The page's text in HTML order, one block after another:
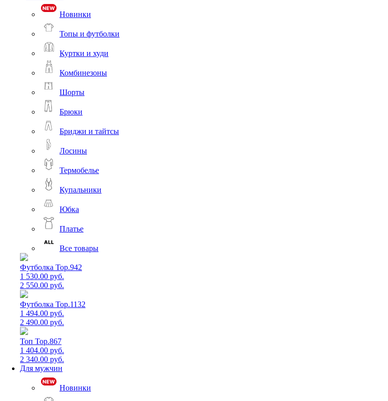
Новинки
Топы и футболки
Куртки и худи
Комбинезоны
Шорты
Брюки
Бриджи и тайтсы
Лосины
Термобелье
Купальники
Юбка
Платье
Все товары
Футболка Top.942
1 530.00 руб.
2 550.00 руб.
Футболка Top.1132
1 494.00 руб.
2 490.00 руб.
Топ Top.867
1 404.00 руб.
2 340.00 руб.
Для мужчин
Новинки